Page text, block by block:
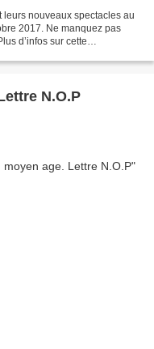
nouveaux spectacles au
2017. Ne manquez pas
d’infos sur cette
N.O.P